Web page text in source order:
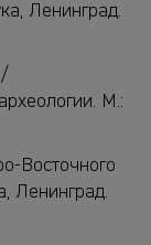
Ленинград.
М.:
Восточного
Ленинград.